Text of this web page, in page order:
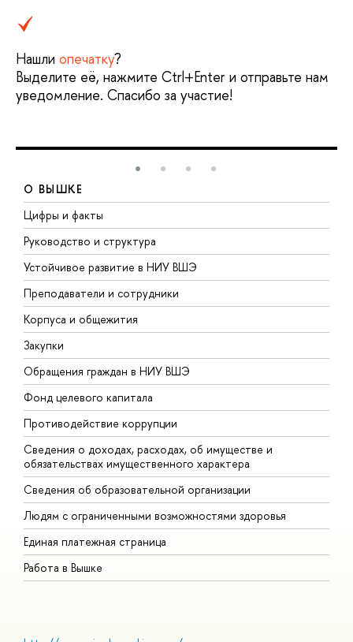
Нашли опечатку?
Выделите её, нажмите Ctrl+Enter и отправьте нам
уведомление. Спасибо за участие!
О ВЫШКЕ
Цифры и факты
Руководство и структура
Устойчивое развитие в НИУ ВШЭ
Преподаватели и сотрудники
Корпуса и общежития
Закупки
Обращения граждан в НИУ ВШЭ
Фонд целевого капитала
Противодействие коррупции
Сведения о доходах, расходах, об имуществе и
обязательствах имущественного характера
Сведения об образовательной организации
Людям с ограниченными возможностями здоровья
Единая платежная страница
Работа в Вышке